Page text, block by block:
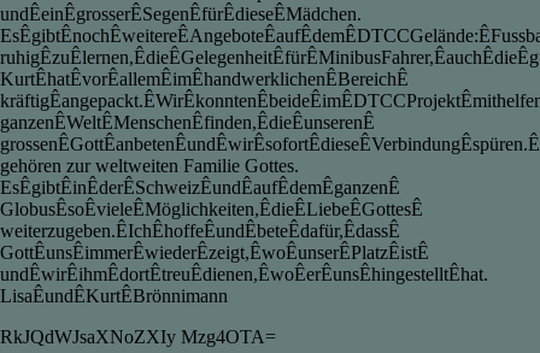
undÊeinÊgrosserÊSegenÊfürÊdieseÊMädchen.
KurtÊhatÊvorÊallemÊimÊhandwerklichenÊBereichÊ
ganzenÊWeltÊMenschenÊfinden,ÊdieÊunserenÊ
gehören zur weltweiten Familie Gottes.
EsÊgibtÊinÊderÊSchweizÊundÊaufÊdemÊganzenÊ
GlobusÊsoÊvieleÊMöglichkeiten,ÊdieÊLiebeÊGottesÊ
weiterzugeben.ÊIchÊhoffeÊundÊbeteÊdafür,ÊdassÊ
GottÊunsÊimmerÊwiederÊzeigt,ÊwoÊunserÊPlatzÊistÊ
undÊwirÊihmÊdortÊtreuÊdienen,ÊwoÊerÊunsÊhingestelltÊhat.
LisaÊundÊKurtÊBrönnimann
RkJQdWJsaXNoZXIy Mzg4OTA=